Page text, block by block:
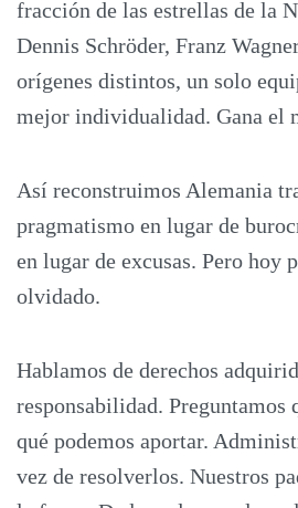
fracción de las estrellas de la
Dennis Schröder, Franz
orígenes distintos, un solo
mejor individualidad. Gana el
Así reconstruimos Alemania
pragmatismo en lugar de
en lugar de excusas. Pero hoy
olvidado.
Hablamos de derechos
responsabilidad. Preguntamos
qué podemos aportar.
vez de resolverlos. Nuestros